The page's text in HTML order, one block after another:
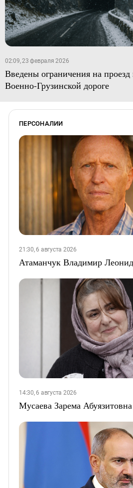
02:09, 23 февраля 2026
Введены ограничения на
Военно-Грузинской дороге
ПЕРСОНАЛИИ
21:30, 6 августа 2026
Атаманчук Владимир
14:30, 6 августа 2026
Мусаева Зарема Абуязитовна